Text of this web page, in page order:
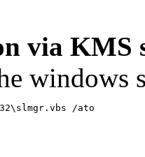
via KMS
windows
/ato